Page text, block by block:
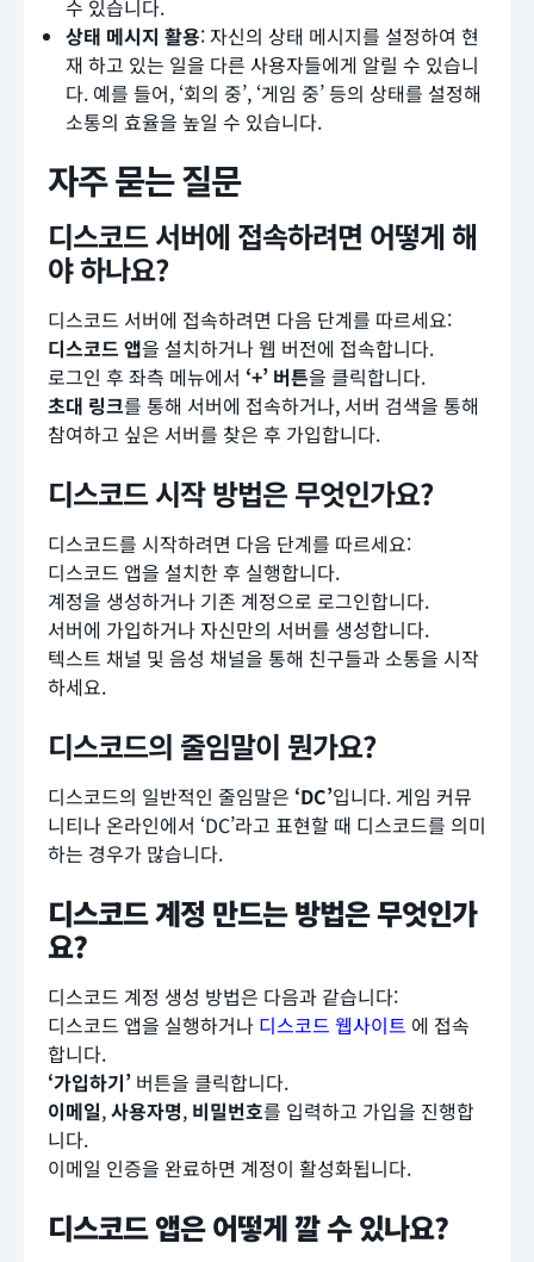
수 있습니다.
상태 메시지 활용: 자신의 상태 메시지를 설정하여 현
재 하고 있는 일을 다른 사용자들에게 알릴 수 있습니
다. 예를 들어, ‘회의 중’, ‘게임 중’ 등의 상태를 설정해
소통의 효율을 높일 수 있습니다.
자주 묻는 질문
디스코드 서버에 접속하려면 어떻게 해
야 하나요?
디스코드 서버에 접속하려면 다음 단계를 따르세요:
디스코드 앱을 설치하거나 웹 버전에 접속합니다.
로그인 후 좌측 메뉴에서 ‘+’ 버튼을 클릭합니다.
초대 링크를 통해 서버에 접속하거나, 서버 검색을 통해
참여하고 싶은 서버를 찾은 후 가입합니다.
디스코드 시작 방법은 무엇인가요?
디스코드를 시작하려면 다음 단계를 따르세요:
디스코드 앱을 설치한 후 실행합니다.
계정을 생성하거나 기존 계정으로 로그인합니다.
서버에 가입하거나 자신만의 서버를 생성합니다.
텍스트 채널 및 음성 채널을 통해 친구들과 소통을 시작
하세요.
디스코드의 줄임말이 뭔가요?
디스코드의 일반적인 줄임말은 ‘DC’입니다. 게임 커뮤
니티나 온라인에서 ‘DC’라고 표현할 때 디스코드를 의미
하는 경우가 많습니다.
디스코드 계정 만드는 방법은 무엇인가
요?
디스코드 계정 생성 방법은 다음과 같습니다:
디스코드 앱을 실행하거나 디스코드 웹사이트 에 접속
합니다.
‘가입하기’ 버튼을 클릭합니다.
이메일,사용자명, 비밀번호를 입력하고 가입을 진행합
니다.
이메일 인증을 완료하면 계정이 활성화됩니다.
디스코드 앱은 어떻게 깔 수 있나요?